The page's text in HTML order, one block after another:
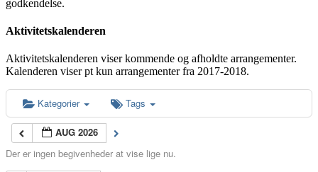
godkendelse.
Aktivitetskalenderen
Aktivitetskalenderen viser kommende og afholdte arrangementer.
Kalenderen viser pt kun arrangementer fra 2017-2018.
Kategorier Tags
AUG 2026
Der er ingen begivenheder at vise lige nu.